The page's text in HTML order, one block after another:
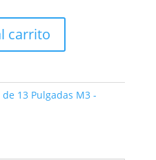
carrito
de 13 Pulgadas M3 -